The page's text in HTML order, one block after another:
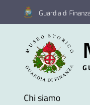
Vai al contenuto
Vai alla navigazione
Vai al footerGuardia di
Chi siamo